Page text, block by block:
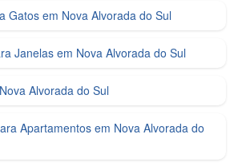
Gatos em Nova Alvorada do Sul
Janelas em Nova Alvorada do Sul
Alvorada do Sul
Apartamentos em Nova Alvorada do